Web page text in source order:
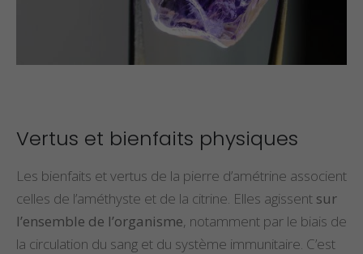
Vertus et bienfaits physiques
Les bienfaits et vertus de la pierre d’amétrine associent
celles de l’améthyste et de la citrine. Elles agissent sur
l’ensemble de l’organisme, notamment par le biais de
la circulation du sang et du système immunitaire. C’est